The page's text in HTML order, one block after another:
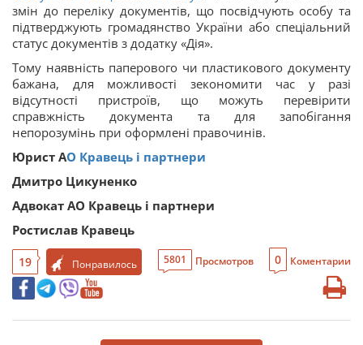
змін до переліку документів, що посвідчують особу та
підтверджують громадянство України або спеціальний
статус документів з додатку «Дія».
Тому наявність паперового чи пластикового документу
бажана, для можливості зекономити час у разі
відсутності пристроїв, що можуть перевірити
справжність документа та для запобігання
непорозумінь при оформлені правочинів.
Юрист АО Кравець і партнери
Дмитро Цикуненко
Адвокат АО Кравець і партнери
Ростислав Кравець
19 Понравилось 5801 Просмотров 0 Коментарии